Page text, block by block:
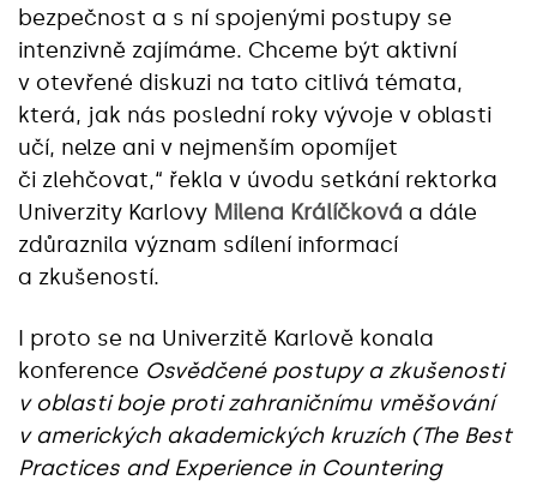
bezpečnost a s ní spojenými postupy se
intenzivně zajímáme. Chceme být aktivní
v otevřené diskuzi na tato citlivá témata,
která, jak nás poslední roky vývoje v oblasti
učí, nelze ani v nejmenším opomíjet
či zlehčovat,“ řekla v úvodu setkání rektorka
Univerzity Karlovy Milena Králíčková a dále
zdůraznila význam sdílení informací
a zkušeností.
I proto se na Univerzitě Karlově konala
konference Osvědčené postupy a zkušenosti
v oblasti boje proti zahraničnímu vměšování
v amerických akademických kruzích (The Best
Practices and Experience in Countering